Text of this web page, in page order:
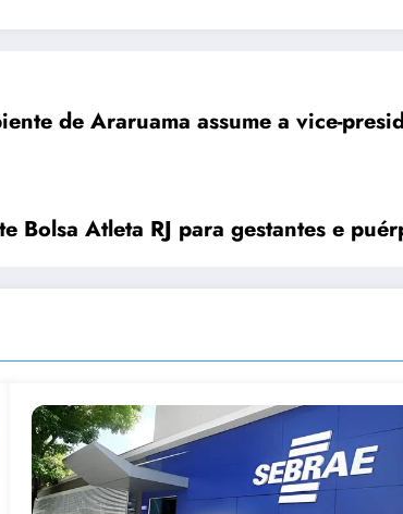
de Araruama assume a vice-
Bolsa Atleta RJ para gestantes e